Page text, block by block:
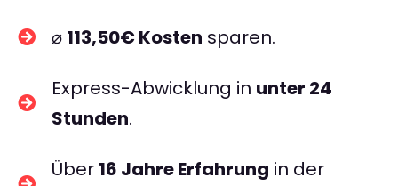
⌀ 113,50€ Kosten sparen.
Express-Abwicklung in unter 24
Stunden.
Über 16 Jahre Erfahrung in der